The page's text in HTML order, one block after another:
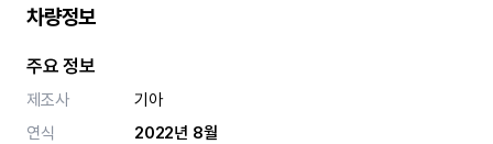
차량정보
주요 정보
제조사
기아
연식
2022년 8월